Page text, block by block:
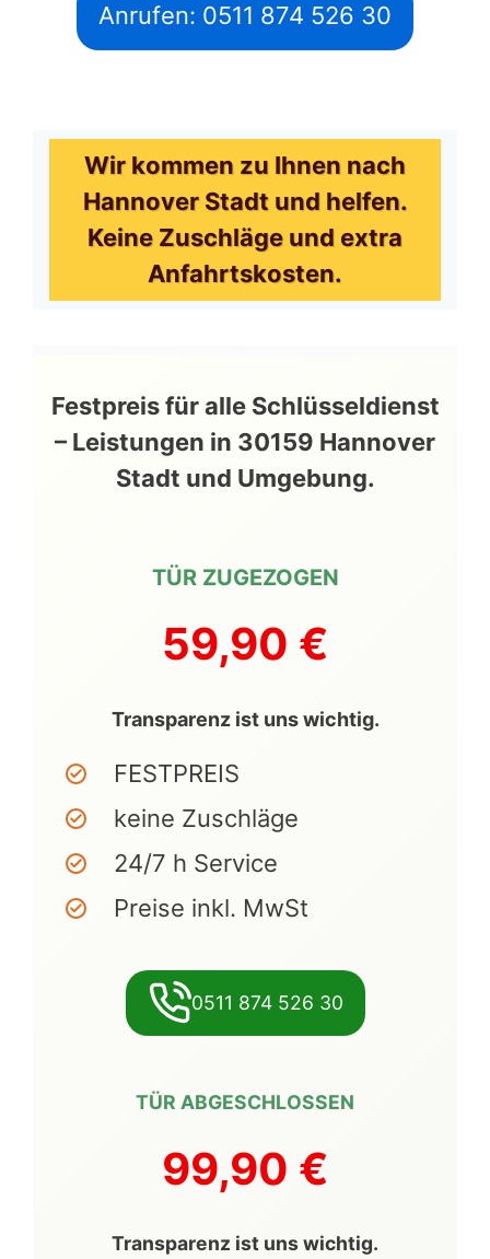
Anrufen: 0511 874 526 30
Wir kommen zu Ihnen nach
Hannover Stadt und helfen.
Keine Zuschläge und extra
Anfahrtskosten.
Festpreis für alle Schlüsseldienst
– Leistungen in 30159 Hannover
Stadt und Umgebung.
TÜR ZUGEZOGEN
59,90 €
Transparenz ist uns wichtig.
FESTPREIS
keine Zuschläge
24/7 h Service
Preise inkl. MwSt
0511 874 526 30
TÜR ABGESCHLOSSEN
99,90 €
Transparenz ist uns wichtig.